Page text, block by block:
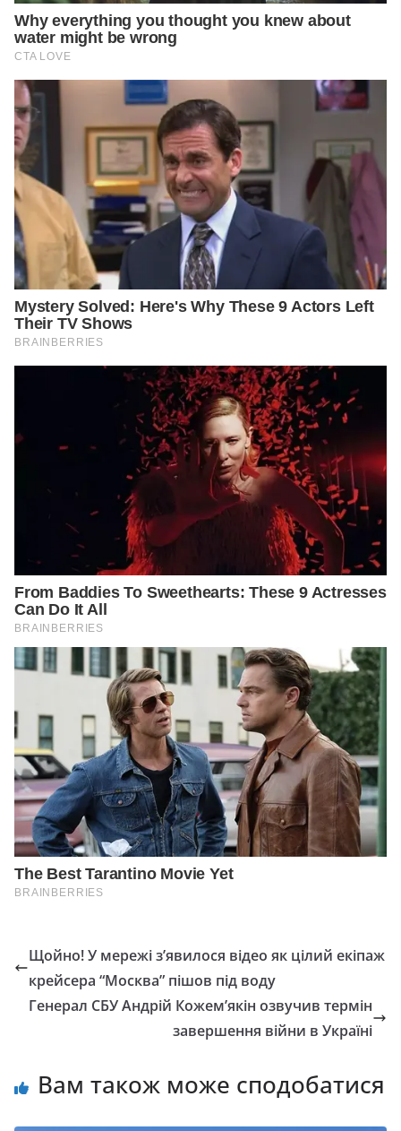
Щойно! У мережі з’явилося відео як цілий екіпаж
крейсера “Москва” пішов під воду
Генерал СБУ Андрій Кожем’якін озвучив термін
завершення війни в Україні
Вам також може сподобатися